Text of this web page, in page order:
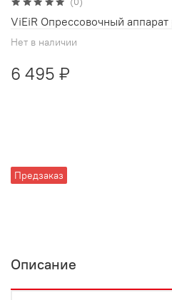
Нет в наличии
Предзаказ
6 495 ₽
ViEiR Опрессовочный
Описание